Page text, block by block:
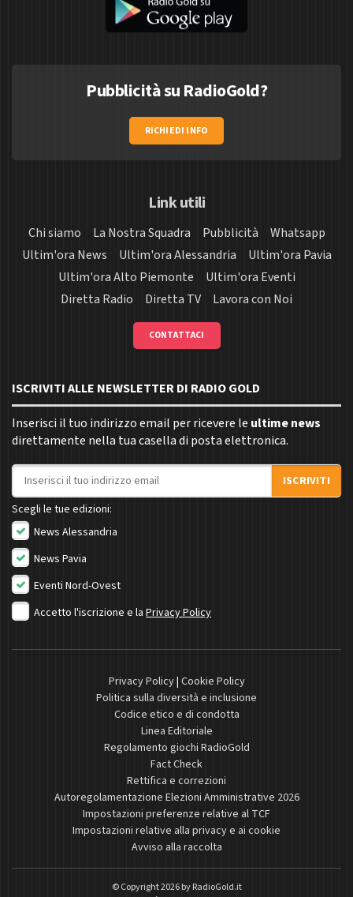
Pubblicità su RadioGold?
RICHIEDI INFO
Link utili
Chi siamo La Nostra Squadra Pubblicità
Whatsapp
Ultim'ora News
Ultim'ora Alessandria
Ultim'ora Pavia
Ultim'ora Alto Piemonte
Ultim'ora Eventi
Diretta Radio
Diretta TV Lavora con Noi
CONTATTACI
ISCRIVITI ALLE NEWSLETTER DI RADIO GOLD
Inserisci il tuo indirizzo email per ricevere le ultime news
direttamente nella tua casella di posta elettronica.
Indirizzo email
ISCRIVITI
Scegli le tue edizioni:
News Alessandria
News Pavia
Eventi Nord-Ovest
Accetto l'iscrizione e la Privacy Policy
Privacy Policy| Cookie Policy
Politica sulla diversità e inclusione
Codice etico e di condotta
Linea Editoriale
Regolamento giochi RadioGold
Fact Check
Rettifica e correzioni
Autoregolamentazione Elezioni Amministrative 2026
Impostazioni preferenze relative al TCF
Impostazioni relative alla privacy e ai cookie
Avviso alla raccolta
© Copyright 2026 byRadioGold.it